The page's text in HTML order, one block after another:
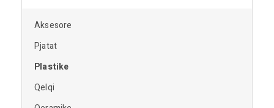
Aksesore
Pjatat
Plastike
Qelqi